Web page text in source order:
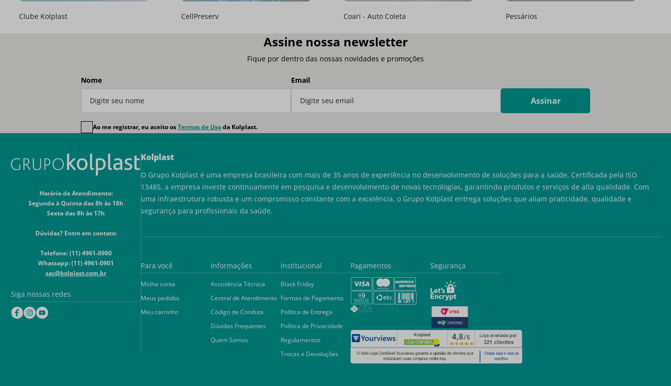
Clube Kolplast CellPreserv Coari - Auto Coleta Pessários
Assine nossa newsletter
Fique por dentro das nossas novidades e promoções
Nome Email
Assinar
Ao me registrar, eu aceito osTermos de Usoda Kolplast.
Horário de Atendimento:
Segunda à Quinta das 8h às 18h
Sexta das 8h às 17h
Dúvidas? Entre em contato:
Telefone: (11) 4961-0900
Whatsapp: (11) 4961-0901
sac@kolplast.com.br
Siga nossas redes
Kolplast
O Grupo Kolplast é uma empresa brasileira com mais de 35 anos de experiência no desenvolvimento de soluções para a saúde. Certificada pela ISO
13485, a empresa investe continuamente em pesquisa e desenvolvimento de novas tecnologias, garantindo produtos e serviços de alta qualidade. Com
uma infraestrutura robusta e um compromisso constante com a excelência, o Grupo Kolplast entrega soluções que aliam praticidade, qualidade e
segurança para profissionais da saúde.
Para você
Minha conta
Meus pedidos
Meu carrinho
Informações
Assistência Técnica
Central de Atendimento
Código de Conduta
Dúvidas Frequentes
Quem Somos
Institucional
Black Friday
Formas de Pagamento
Política de Entrega
Política de Privacidade
Regulamentos
Trocas e Devoluções
Pagamentos Segurança